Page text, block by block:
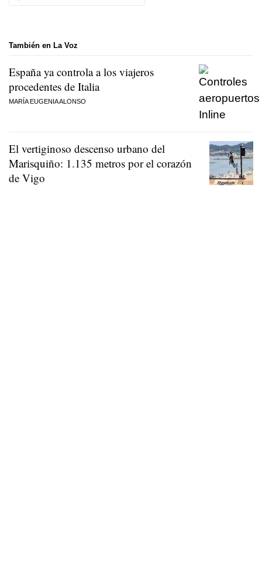
También en La Voz
España ya controla a los viajeros
procedentes de Italia
MARÍA EUGENIA ALONSO
El vertiginoso descenso urbano del
Marisquiño: 1.135 metros por el corazón
de Vigo